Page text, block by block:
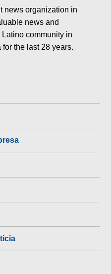
news organization in
news and
community in
the last 28 years.